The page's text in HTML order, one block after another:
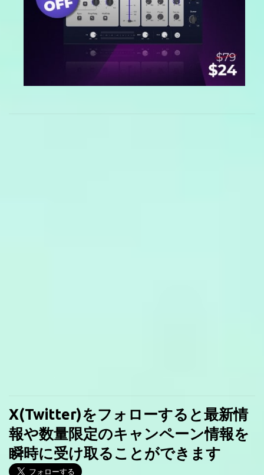
X(Twitter)をフォローすると最新情
報や数量限定のキャンペーン情報を
瞬時に受け取ることができます